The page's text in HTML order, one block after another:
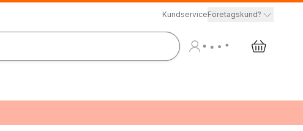
KundserviceFöretagskund?